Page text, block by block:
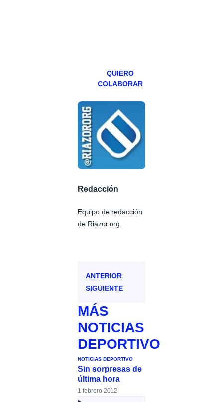
QUIERO
COLABORAR
Redacción
Equipo de redacción
de Riazor.org.
ANTERIOR
SIGUIENTE
MÁS
NOTICIAS
DEPORTIVO
NOTICIAS DEPORTIVO
Sin sorpresas de
última hora
1 febrero 2012